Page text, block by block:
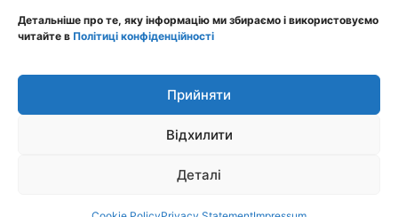
Детальніше про те, яку інформацію ми збираємо і використовуємо
читайте в Політиці конфіденційності
Прийняти
Відхилити
Деталі
Ідеї
Правова інформація